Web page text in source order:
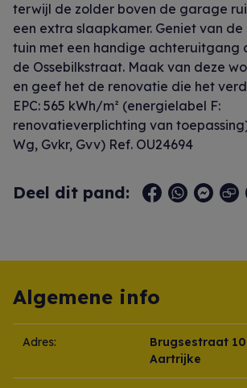
terwijl de zolder boven de garage
een extra slaapkamer. Geniet van
tuin met een handige achteruitgang
de Ossebilkstraat. Maak van deze
en geef het de renovatie die het
EPC: 565 kWh/m² (energielabel F:
renovatieverplichting van
Wg, Gvkr, Gvv) Ref. OU24694
Deel dit pand:
Algemene info
Adres:
Brugsestraat
Aartrijke